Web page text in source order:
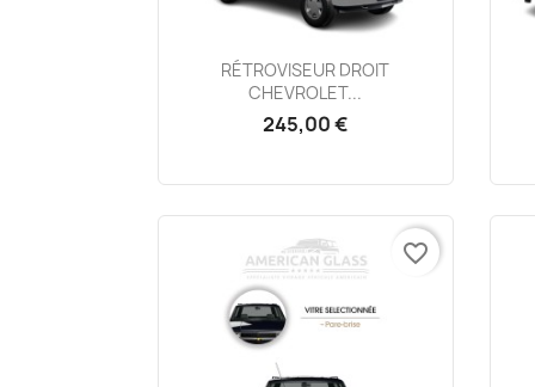
Aperçu rapide
RÉTROVISEUR DROIT
CHEVROLET...
245,00 €
favorite_border